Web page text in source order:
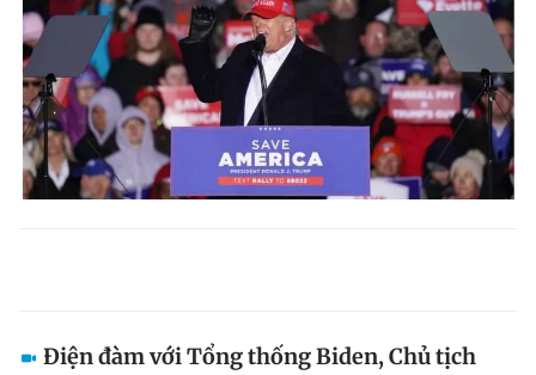
Điện đàm với Tổng thống Biden, Chủ tịch